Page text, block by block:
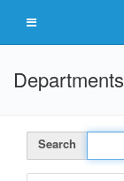
Departments
Search